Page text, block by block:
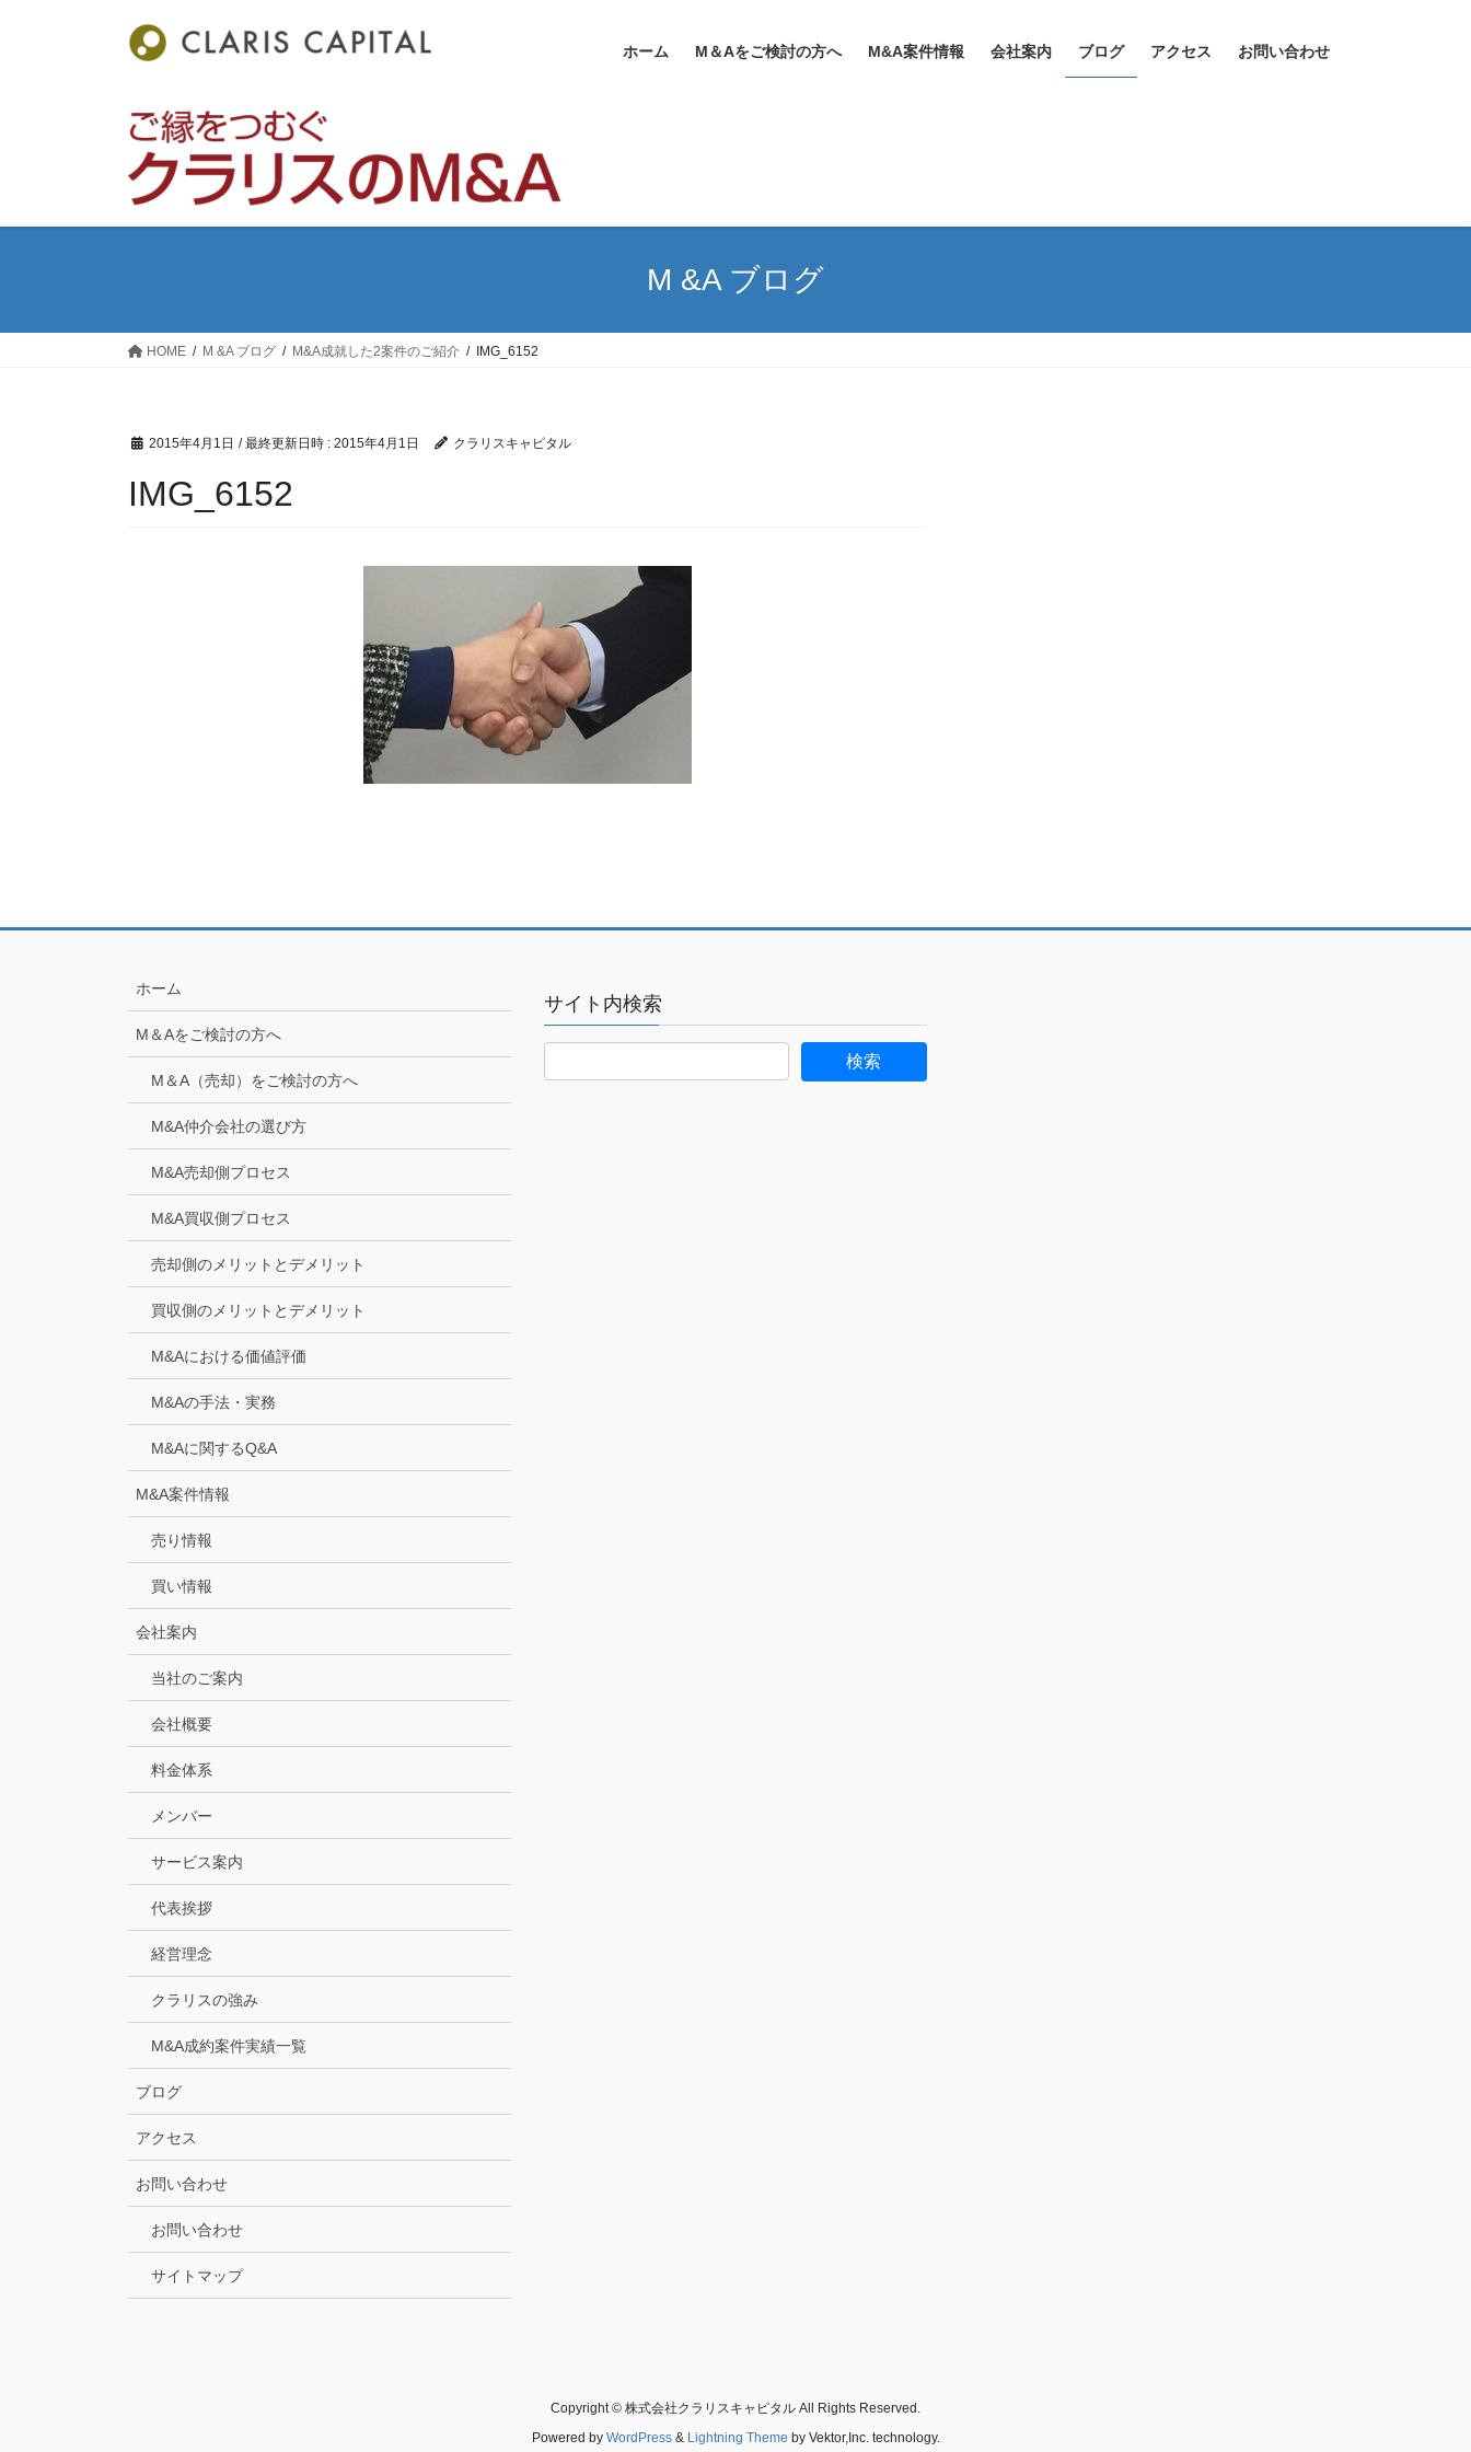
ホーム M＆Aをご検討の方へ M&A案件情報 会社案内 ブログ アクセス お問い合わせ
M &A ブログ
HOME M &A ブログ M&A成就した2案件のご紹介 IMG_6152
2015年4月1日 / 最終更新日時 : 2015年4月1日 クラリスキャピタル
IMG_6152
ホーム
M＆Aをご検討の方へ
M＆A（売却）をご検討の方へ
M&A仲介会社の選び方
M&A売却側プロセス
M&A買収側プロセス
売却側のメリットとデメリット
買収側のメリットとデメリット
M&Aにおける価値評価
M&Aの手法・実務
M&Aに関するQ&A
M&A案件情報
売り情報
買い情報
会社案内
当社のご案内
会社概要
料金体系
メンバー
サービス案内
代表挨拶
経営理念
クラリスの強み
M&A成約案件実績一覧
ブログ
アクセス
お問い合わせ
お問い合わせ
サイトマップ
サイト内検索
Copyright © 株式会社クラリスキャピタル All Rights Reserved.
Powered by WordPress& Lightning Theme by Vektor,Inc. technology.